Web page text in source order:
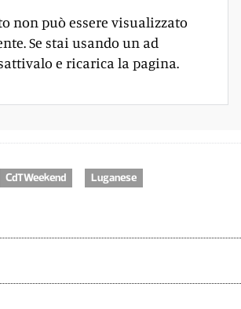
non può essere visualizzato
Se stai usando un ad
e ricarica la pagina.
CdTWeekend Luganese